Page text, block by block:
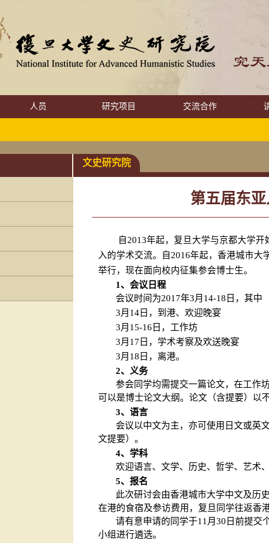
人员 研究项目 交流合作
文史研究院
第五届东
自 2013年起，复旦大学与京都大学开
入的学术交流。自 2016年起，香港城市大
举行，现在面向校内征集参会博士生。
1、会议日程
会议时间为2017年3月14-18日，其中
3月14日，到港、欢迎晚宴
3月15-16日，工作坊
3月17日，学术考察及欢送晚宴
3月18日，离港。
2、义务
参会同学均需提交一篇论文，在工作
可以是博士论文大纲。论文（含提要）以
3、语言
会议以中文为主，亦可使用日文或英
文提要）。
4、学科
欢迎语言、文学、历史、哲学、艺术
5、报名
此次研讨会由香港城市大学中文及历
在港的食宿及参访费用，复旦同学往返香
请有意申请的同学于11月30日前提交
小组进行遴选。